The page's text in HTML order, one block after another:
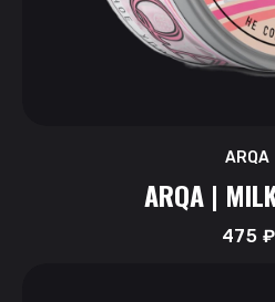
ARQA
ARQA |
475 ₽